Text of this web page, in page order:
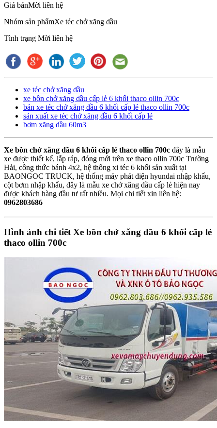
Giá bánMời liên hệ
Nhóm sản phẩmXe téc chở xăng dầu
Tình trạng Mời liên hệ
xe téc chở xăng dầu
xe bồn chở xăng dầu cấp lẻ 6 khối thaco ollin 700c
bán xe téc chở xăng dầu 6 khối cấp lẻ thaco ollin 700c
sản xuất xe téc chở xăng dầu 6 khối cấp lẻ
bơm xăng dầu 60m3
Xe bồn chở xăng dầu 6 khối cấp lẻ thaco ollin 700c đây là mẫu
xe được thiết kế, lắp ráp, đóng mới trên xe thaco ollin 700c Trường
Hải, công thức bánh 4x2, hệ thống xi téc 6 khối sản xuất tại
BAONGOC TRUCK, hệ thống máy phát điện hyundai nhập khẩu,
cột bơm nhập khẩu, đây là mẫu xe chở xăng dầu cấp lẻ hiện nay
được khách hàng đầu tư rất nhiều. Mọi chi tiết xin liên hệ:
0962803686
Hình ảnh chi tiết Xe bồn chở xăng dầu 6 khối cấp lẻ
thaco ollin 700c